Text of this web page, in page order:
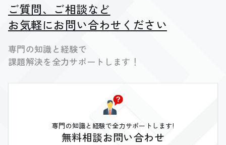
ご質問、ご相談など
お気軽にお問い合わせください
専門の知識と経験で
課題解決を全力サポートします！
専門の知識と経験で全力サポートします!
無料相談お問い合わせ